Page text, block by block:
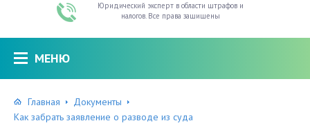
Юридический эксперт в области штрафов и
налогов. Все права защищены
МЕНЮ
Главная
Документы
Как забрать заявление о разводе из суда